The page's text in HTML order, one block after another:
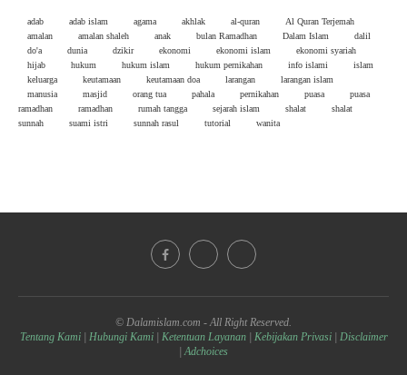
adab adab islam agama akhlak al-quran
Al Quran Terjemah
amalan
amalan shaleh anak bulan Ramadhan Dalam Islam
dalil
do'a
dunia dzikir ekonomi ekonomi islam
ekonomi syariah
hijab
hukum hukum islam hukum pernikahan info islami
islam
keluarga
keutamaan keutamaan doa larangan
larangan islam
manusia
masjid orang tua pahala pernikahan puasa
puasa
ramadhan
ramadhan rumah tangga sejarah islam shalat
shalat
sunnah
suami istri sunnah rasul tutorial wanita
© Dalamislam.com - All Right Reserved.
Tentang Kami
Hubungi Kami| Ketentuan Layanan| Kebijakan Privasi| Disclaimer
|Adchoices